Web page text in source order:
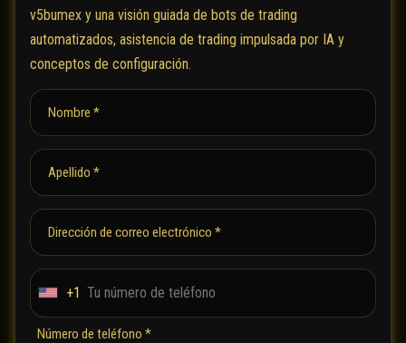
v5bumex y una visión guiada de bots de trading
automatizados, asistencia de trading impulsada por IA y
conceptos de configuración.
Nombre *
Apellido *
Dirección de correo electrónico *
U
n
+1
Número de teléfono *